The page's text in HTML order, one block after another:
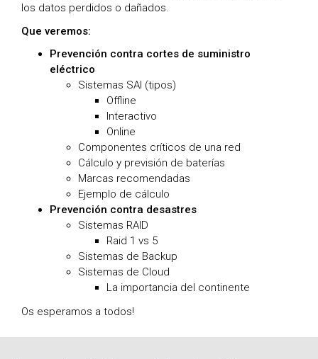
los datos perdidos o dañados.
Que veremos:
Prevención contra cortes de suministro
eléctrico
Sistemas SAI (tipos)
Offline
Interactivo
Online
Componentes críticos de una red
Cálculo y previsión de baterías
Marcas recomendadas
Ejemplo de cálculo
Prevención contra desastres
Sistemas RAID
Raid 1 vs 5
Sistemas de Backup
Sistemas de Cloud
La importancia del continente
Os esperamos a todos!